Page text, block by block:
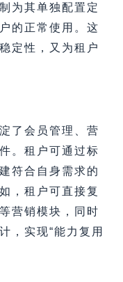
为其单独配置定
的正常使用。这
定性，又为租户
了会员管理、营
。租户可通过标
符合自身需求的
，租户可直接复
营销模块，同时
，实现“能力复用